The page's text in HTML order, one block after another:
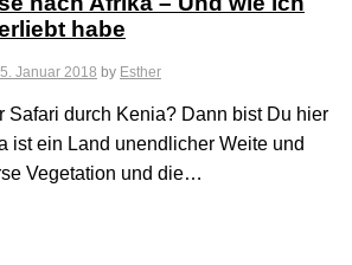
habe
Januar 2018 by Esther
Safari durch Kenia? Dann bist Du hier
ein Land unendlicher Weite und
Vegetation und die…